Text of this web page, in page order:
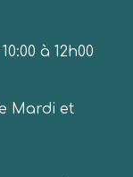
à 12h00
Mardi et